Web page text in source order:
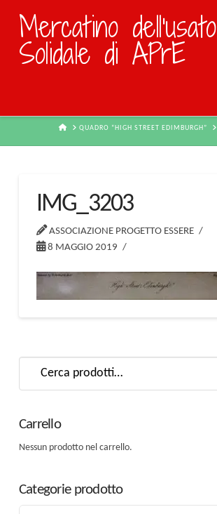
Mercatino dell'usato
Solidale di APrE
HOMEQUADRO “HIGH STREET EDIMBURGH”
IMG_3203
ASSOCIAZIONE PROGETTO ESSERE
8 MAGGIO 2019
Carrello
Nessun prodotto nel carrello.
Categorie prodotto